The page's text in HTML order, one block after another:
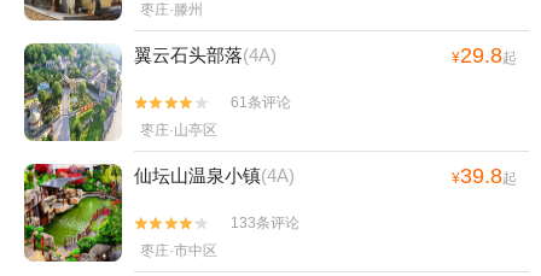
枣庄·滕州
翼云石头部落(4A) ¥29.8起


61条评论
枣庄·山亭区
仙坛山温泉小镇(4A) ¥39.8起


133条评论
枣庄·市中区